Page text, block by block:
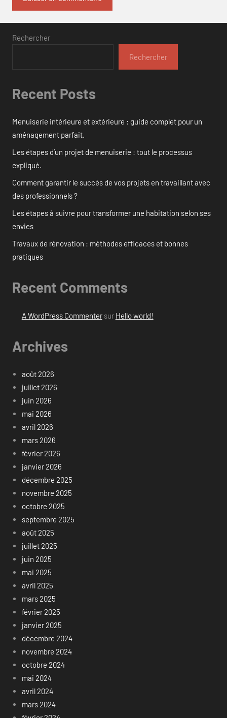
Rechercher
Rechercher
Recent Posts
Menuiserie intérieure et extérieure : guide complet pour un
aménagement parfait.
Les étapes d’un projet de menuiserie : tout le processus
expliqué.
Comment garantir le succès de vos projets en travaillant avec
des professionnels ?
Les étapes à suivre pour transformer une habitation selon ses
envies
Travaux de rénovation : méthodes efficaces et bonnes
pratiques
Recent Comments
A WordPress Commentersur Hello world!
Archives
août 2026
juillet 2026
juin 2026
mai 2026
avril 2026
mars 2026
février 2026
janvier 2026
décembre 2025
novembre 2025
octobre 2025
septembre 2025
août 2025
juillet 2025
juin 2025
mai 2025
avril 2025
mars 2025
février 2025
janvier 2025
décembre 2024
novembre 2024
octobre 2024
mai 2024
avril 2024
mars 2024